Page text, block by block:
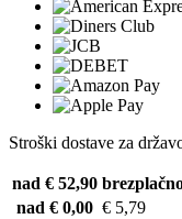
Stroški dostave za
nad € 52,90
nad € 0,00 € 5,79